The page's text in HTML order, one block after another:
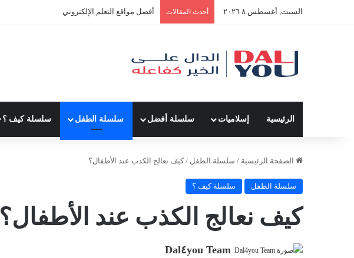
السبت, أغسطس ٨ ٢٠٢٦ أحدث المقالات أفضل النصائح لإدارة الوقت بفعالية
الرئيسية إسلاميات سلسلة أفضل سلسلة الطفل سلسلة كيف ؟
الصفحة الرئيسية / سلسلة الطفل / كيف نعالج الكذب عند الأطفال؟
سلسلة الطفل سلسلة كيف ؟
كيف نعالج الكذب عند الأطفال؟
Dal٤you Team